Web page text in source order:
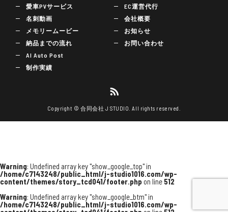
愛車PVサービス
名刺動画
メモリームービー
納品までの流れ
AI Auto Post
制作実績
EC運営代行
会社概要
お知らせ
お問い合わせ
Copyright © 合同会社 J STUDIO. All rights reserved.
Warning: Undefined array key "show_google_top" in
/home/c7143248/public_html/j-studio1016.com/wp-
content/themes/story_tcd041/footer.php on line512
Warning: Undefined array key "show_google_btm" in
/home/c7143248/public_html/j-studio1016.com/wp-